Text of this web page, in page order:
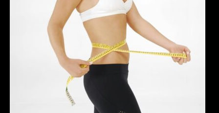
în greutate de până la 22,6% la femei în
perioada menopauzei și reduce la jumătate
riscul de migrene